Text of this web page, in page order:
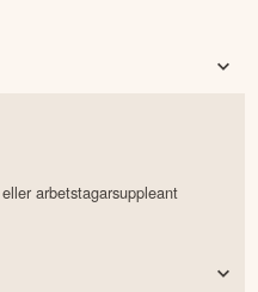
arbetstagarsuppleant